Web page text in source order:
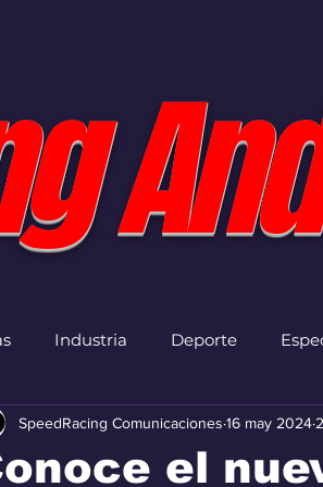
Industria Deporte
el
SpeedRacing Comunicaciones 16 may 2024